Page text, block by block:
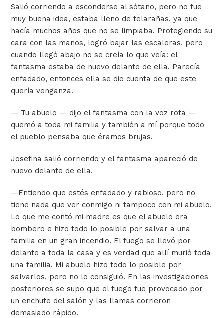
Salió corriendo a esconderse al sótano, pero no fue
muy buena idea, estaba lleno de telarañas, ya que
hacía muchos años que no se limpiaba. Protegiendo su
cara con las manos, logró bajar las escaleras, pero
cuando llegó abajo no se creía lo que veía: el
fantasma estaba de nuevo delante de ella. Parecía
enfadado, entonces ella se dio cuenta de que este
quería venganza.
— Tu abuelo — dijo el fantasma con la voz rota —
quemó a toda mi familia y también a mí porque todo
el pueblo pensaba que éramos brujas.
Josefina salió corriendo y el fantasma apareció de
nuevo delante de ella.
—Entiendo que estés enfadado y rabioso, pero no
tiene nada que ver conmigo ni tampoco con mi abuelo.
Lo que me contó mi madre es que el abuelo era
bombero e hizo todo lo posible por salvar a una
familia en un gran incendio. El fuego se llevó por
delante a toda la casa y es verdad que allí murió toda
una familia. Mi abuelo hizo todo lo posible por
salvarlos, pero no lo consiguió. En las investigaciones
posteriores se supo que el fuego fue provocado por
un enchufe del salón y las llamas corrieron
demasiado rápido.